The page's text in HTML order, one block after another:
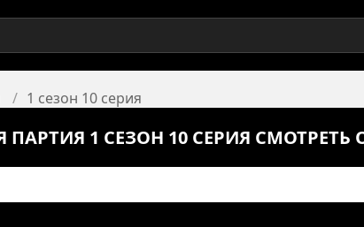
1 сезон 10 серия
1 СЕЗОН 10 СЕРИЯ СМОТРЕТЬ